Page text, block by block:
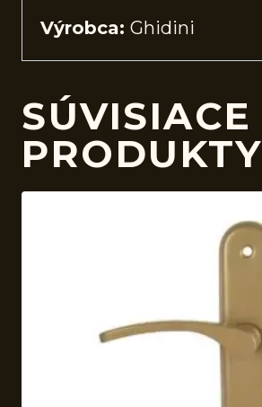
Výrobca: Ghidini
SÚVISIACE
PRODUKTY